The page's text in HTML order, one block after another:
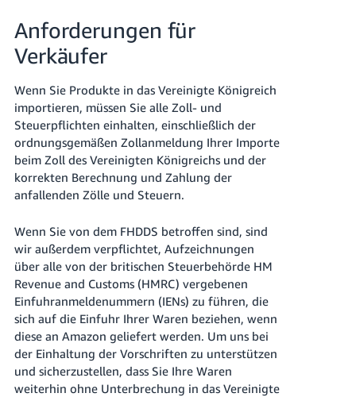
Anforderungen für
Verkäufer
Wenn Sie Produkte in das Vereinigte Königreich
importieren, müssen Sie alle Zoll- und
Steuerpflichten einhalten, einschließlich der
ordnungsgemäßen Zollanmeldung Ihrer Importe
beim Zoll des Vereinigten Königreichs und der
korrekten Berechnung und Zahlung der
anfallenden Zölle und Steuern.
Wenn Sie von dem FHDDS betroffen sind, sind
wir außerdem verpflichtet, Aufzeichnungen
über alle von der britischen Steuerbehörde HM
Revenue and Customs (HMRC) vergebenen
Einfuhranmeldenummern (IENs) zu führen, die
sich auf die Einfuhr Ihrer Waren beziehen, wenn
diese an Amazon geliefert werden. Um uns bei
der Einhaltung der Vorschriften zu unterstützen
und sicherzustellen, dass Sie Ihre Waren
weiterhin ohne Unterbrechung in das Vereinigte